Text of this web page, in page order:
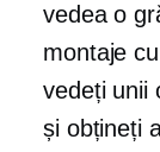
vedea o
montaje
vedeți unii
și obțineți